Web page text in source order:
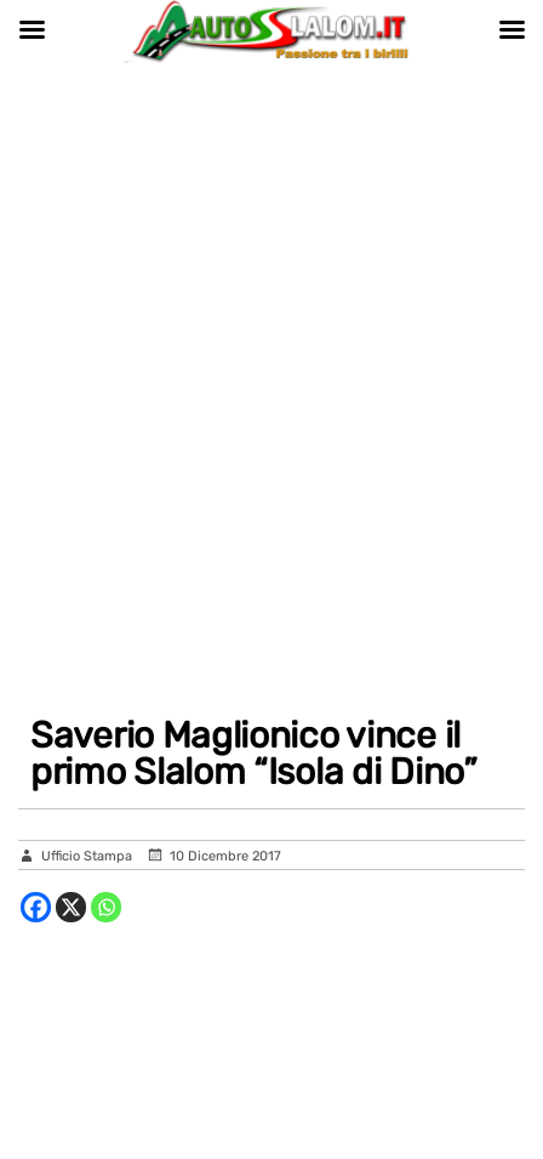
Saverio Maglionico vince il
primo Slalom “Isola di Dino”
Ufficio Stampa 10 Dicembre 2017